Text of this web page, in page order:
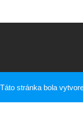
Táto stránka bola